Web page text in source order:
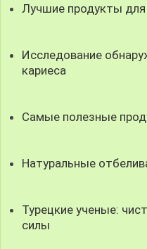
Лучшие продукты
Исследование
кариеса
Самые полезные
Натуральные
Турецкие ученые:
силы